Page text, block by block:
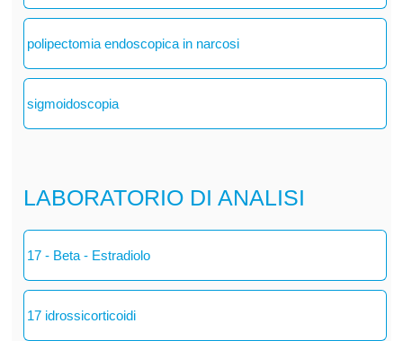
polipectomia endoscopica in narcosi
sigmoidoscopia
LABORATORIO DI ANALISI
17 - Beta - Estradiolo
17 idrossicorticoidi